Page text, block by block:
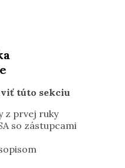
túto sekciu
z prvej ruky
so zástupcami